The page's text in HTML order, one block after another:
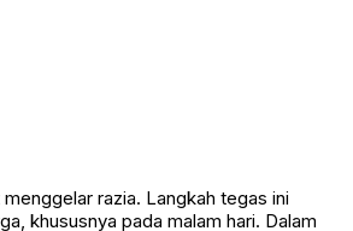
razia. Langkah tegas ini
khususnya pada malam hari. Dalam